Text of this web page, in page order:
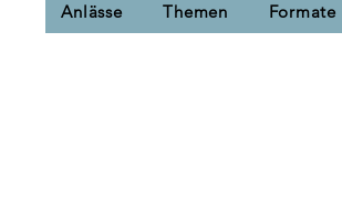
Anlässe Themen Formate